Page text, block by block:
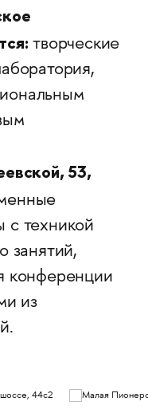
творческие
53,
с техникой
занятий,
конференции
из